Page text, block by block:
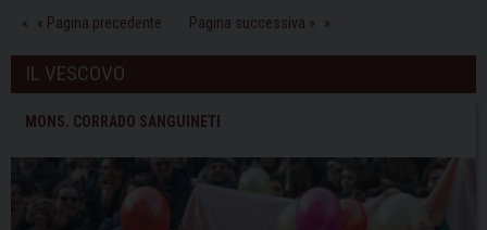
« Pagina precedente Pagina successiva »
IL VESCOVO
MONS. CORRADO SANGUINETI